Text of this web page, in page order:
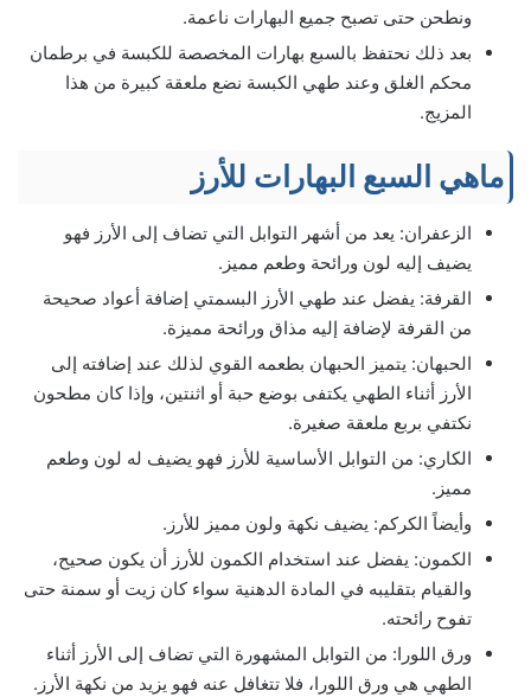
ونطحن حتى تصبح جميع البهارات ناعمة.
بعد ذلك نحتفظ بالسبع بهارات المخصصة للكبسة في برطمان
محكم الغلق وعند طهي الكبسة نضع ملعقة كبيرة من هذا
المزيج.
ماهي السبع البهارات للأرز
الزعفران: يعد من أشهر التوابل التي تضاف إلى الأرز فهو
يضيف إليه لون ورائحة وطعم مميز.
القرفة: يفضل عند طهي الأرز البسمتي إضافة أعواد صحيحة
من القرفة لإضافة إليه مذاق ورائحة مميزة.
الحبهان: يتميز الحبهان بطعمه القوي لذلك عند إضافته إلى
الأرز أثناء الطهي يكتفى بوضع حبة أو اثنتين، وإذا كان مطحون
نكتفي بربع ملعقة صغيرة.
الكاري: من التوابل الأساسية للأرز فهو يضيف له لون وطعم
مميز.
وأيضاً الكركم: يضيف نكهة ولون مميز للأرز.
الكمون: يفضل عند استخدام الكمون للأرز أن يكون صحيح،
والقيام بتقليبه في المادة الدهنية سواء كان زيت أو سمنة حتى
تفوح رائحته.
ورق اللورا: من التوابل المشهورة التي تضاف إلى الأرز أثناء
الطهي هي ورق اللورا، فلا تتغافل عنه فهو يزيد من نكهة الأرز.